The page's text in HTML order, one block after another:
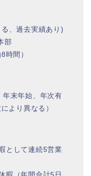
、過去実績あり)
部
時間）
年末年始、年次有
より異なる）
として連続5営業